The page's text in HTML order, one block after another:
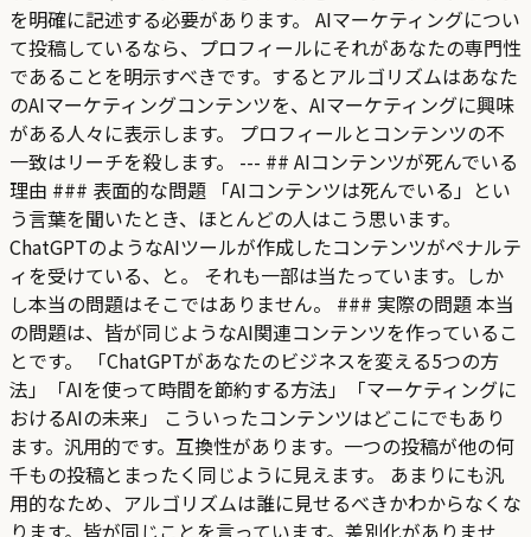
を明確に記述する必要があります。 AIマーケティングについ
て投稿しているなら、プロフィールにそれがあなたの専門性
であることを明示すべきです。するとアルゴリズムはあなた
のAIマーケティングコンテンツを、AIマーケティングに興味
がある人々に表示します。 プロフィールとコンテンツの不
一致はリーチを殺します。 --- ## AIコンテンツが死んでいる
理由 ### 表面的な問題 「AIコンテンツは死んでいる」とい
う言葉を聞いたとき、ほとんどの人はこう思います。
ChatGPTのようなAIツールが作成したコンテンツがペナルテ
ィを受けている、と。 それも一部は当たっています。しか
し本当の問題はそこではありません。 ### 実際の問題 本当
の問題は、皆が同じようなAI関連コンテンツを作っているこ
とです。 「ChatGPTがあなたのビジネスを変える5つの方
法」「AIを使って時間を節約する方法」「マーケティングに
おけるAIの未来」 こういったコンテンツはどこにでもあり
ます。汎用的です。互換性があります。一つの投稿が他の何
千もの投稿とまったく同じように見えます。 あまりにも汎
用的なため、アルゴリズムは誰に見せるべきかわからなくな
ります。皆が同じことを言っています。差別化がありませ